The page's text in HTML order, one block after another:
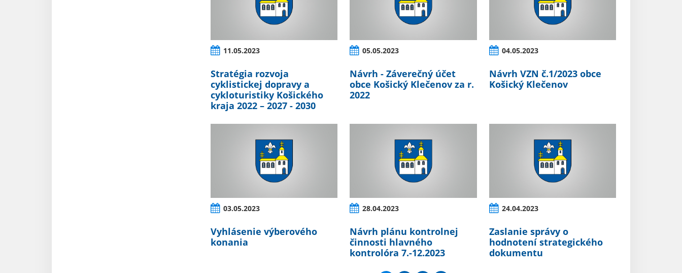
11.05.2023
Stratégia rozvoja
cyklistickej dopravy a
cykloturistiky Košického
kraja 2022 – 2027 - 2030
05.05.2023
Návrh - Záverečný účet
obce Košický Klečenov za r.
2022
04.05.2023
Návrh VZN č.1/2023 obce
Košický Klečenov
03.05.2023
Vyhlásenie výberového
konania
28.04.2023
Návrh plánu kontrolnej
činnosti hlavného
kontrolóra 7.-12.2023
24.04.2023
Zaslanie správy o
hodnotení strategického
dokumentu